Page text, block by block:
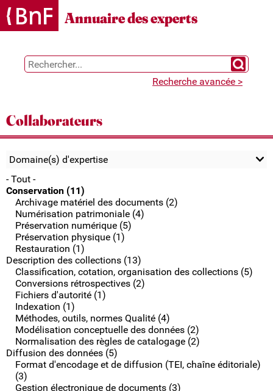
Gestion des cookies
Annuaire des experts
Chercher
Recherche avancée >
Collaborateurs
Domaine(s) d'expertise
- Tout -
Conservation (11)
Archivage matériel des documents (2)
Numérisation patrimoniale (4)
Préservation numérique (5)
Préservation physique (1)
Restauration (1)
Description des collections (13)
Classification, cotation, organisation des collections (5)
Conversions rétrospectives (2)
Fichiers d'autorité (1)
Indexation (1)
Méthodes, outils, normes Qualité (4)
Modélisation conceptuelle des données (2)
Normalisation des règles de catalogage (2)
Diffusion des données (5)
Format d'encodage et de diffusion (TEI, chaîne éditoriale)
(3)
Gestion électronique de documents (3)